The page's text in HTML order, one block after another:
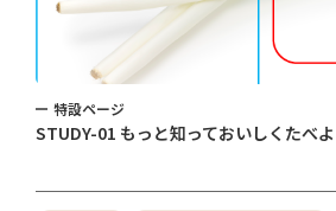
特設ページ
STUDY-01 もっと知っておいしくたべよ